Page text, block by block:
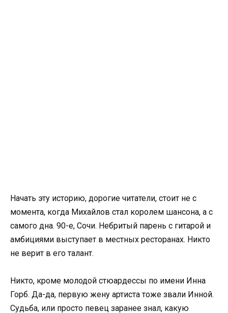
Начать эту историю, дорогие читатели, стоит не с
момента, когда Михайлов стал королем шансона, а с
самого дна. 90-е, Сочи. Небритый парень с гитарой и
амбициями выступает в местных ресторанах. Никто
не верит в его талант.
Никто, кроме молодой стюардессы по имени Инна
Горб. Да-да, первую жену артиста тоже звали Инной.
Судьба, или просто певец заранее знал, какую